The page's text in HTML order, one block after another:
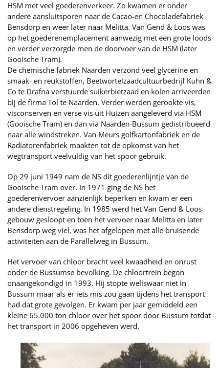
HSM met veel goederenverkeer. Zo kwamen er onder
andere aansluitsporen naar de Cacao-en Chocoladefabriek
Bensdorp en weer later naar Melitta. Van Gend & Loos was
op het goederenemplacement aanwezig met een grote loods
en verder verzorgde men de doorvoer van de HSM (later
Gooische Tram).
De chemische fabriek Naarden verzond veel glycerine en
smaak- en reukstoffen, Beetwortelzaadcultuurbedrijf Kuhn &
Co te Drafna verstuurde suikerbietzaad en kolen arriveerden
bij de firma Tol te Naarden. Verder werden gerookte vis,
visconserven en verse vis uit Huizen aangeleverd via HSM
(Gooische Tram) en dan via Naarden-Bussum gedistribueerd
naar alle windstreken. Van Meurs golfkartonfabriek en de
Radiatorenfabriek maakten tot de opkomst van het
wegtransport veelvuldig van het spoor gebruik.
Op 29 juni 1949 nam de NS dit goederenlijntje van de
Gooische Tram over. In 1971 ging de NS het
goederenvervoer aanzienlijk beperken en kwam er een
andere dienstregeling. In 1985 werd het Van Gend & Loos
gebouw gesloopt en toen het vervoer naar Melitta en later
Bensdorp weg viel, was het afgelopen met alle bruisende
activiteiten aan de Parallelweg in Bussum.
Het vervoer van chloor bracht veel kwaadheid en onrust
onder de Bussumse bevolking. De chloortrein begon
onaangekondigd in 1993. Hij stopte weliswaar niet in
Bussum maar als er iets mis zou gaan tijdens het transport
had dat grote gevolgen. Er kwam per jaar gemiddeld een
kleine 65.000 ton chloor over het spoor door Bussum totdat
het transport in 2006 opgeheven werd.